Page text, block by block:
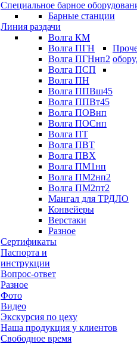
Специальное барное
Барные станции
Линия раздачи
Волга КМ
Волга ПГН
Волга ПГНнп2
Волга ПСП
Волга ПН
Волга ППВш45
Волга ППВт45
Волга ПОВнп
Волга ПОСнп
Волга ПТ
Волга ПВТ
Волга ПВХ
Волга ПМ1нп
Волга ПМ2нп2
Волга ПМ2пт2
Мангал для ТРДЛО
Конвейеры
Верстаки
Разное
Сертификаты
Паспорта и
инструкции
Вопрос-ответ
Разное
Фото
Видео
Экскурсия по цеху
Наша продукция у клиентов
Свободное время